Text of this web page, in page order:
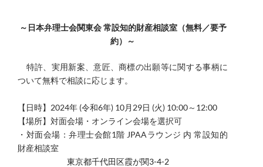
～日本弁理士会関東会 常設知的財産相談室（無料／要予
約）～
​特許、実用新案、意匠、商標の出願等に関する事柄に
ついて無料で相談に応じます。
​【日時】 2024年 (令和6年) 10月29日 (火) 10:00～12:00
【場所】対面会場・オンライン会場を選択可
・対面会場：弁理士会館1階 JPAAラウンジ 内 常設知的
財産相談室
東京都千代田区霞が関3-4-2